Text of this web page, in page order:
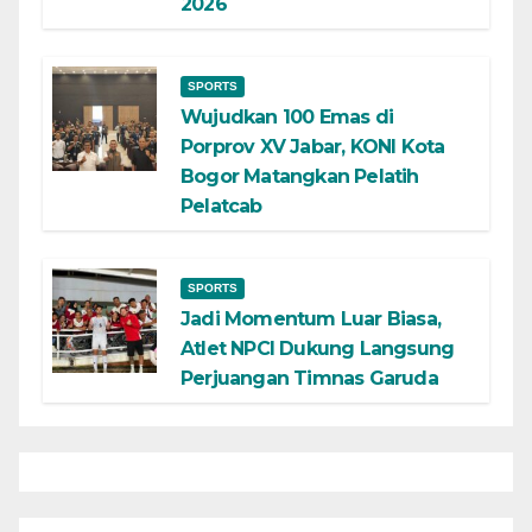
SPORTS
Wujudkan 100 Emas di
Porprov XV Jabar, KONI Kota
Bogor Matangkan Pelatih
Pelatcab
SPORTS
Jadi Momentum Luar Biasa,
Atlet NPCI Dukung Langsung
Perjuangan Timnas Garuda